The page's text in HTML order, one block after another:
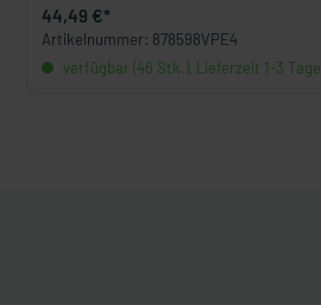
44,49 €*
Artikelnummer: 878598VPE4
verfügbar (46 Stk.), Lieferzeit 1-3 Tage